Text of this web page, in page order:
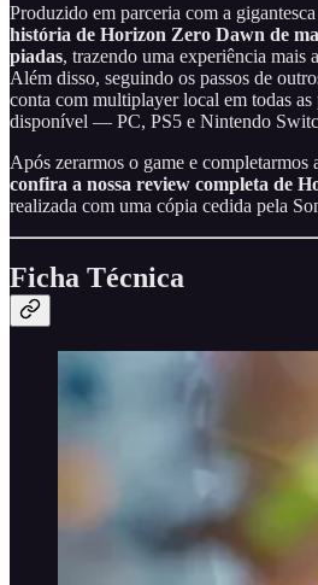
Produzido em parceria com a
história de Horizon Zero Dawn de
piadas, trazendo uma experiência mais
Além disso, seguindo os passos de
conta com multiplayer local em todas as
disponível — PC, PS5 e Nintendo
Após zerarmos o game e completarmos
confira a nossa review completa de
realizada com uma cópia cedida pela
Ficha Técnica